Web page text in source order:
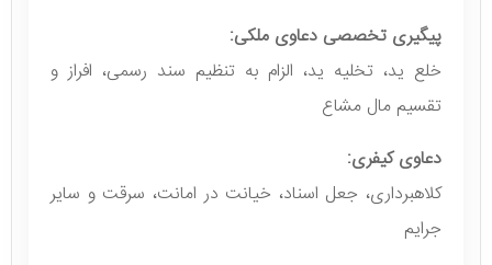
پیگیری تخصصی دعاوی ملکی:
خلع ید، تخلیه ید، الزام به تنظیم سند رسمی، افراز و
تقسیم مال مشاع
دعاوی کیفری:
کلاهبرداری، جعل اسناد، خیانت در امانت، سرقت و سایر
جرایم